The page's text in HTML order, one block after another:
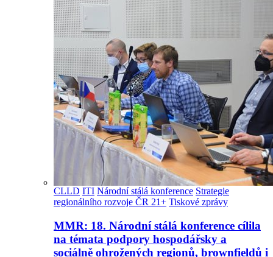
CLLD ITI Národní stálá konference Strategie
regionálního rozvoje ČR 21+ Tiskové zprávy
MMR: 18. Národní stálá konference cílila
na témata podpory hospodářsky a
sociálně ohrožených regionů, brownfieldů i